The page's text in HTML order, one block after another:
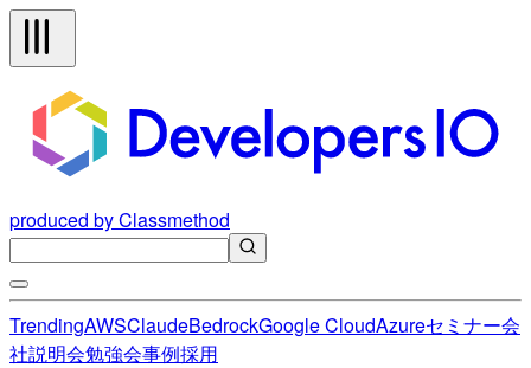
produced by Classmethod
TrendingAWSClaudeBedrockGoogle CloudAzureセミナー会
社説明会勉強会事例採用